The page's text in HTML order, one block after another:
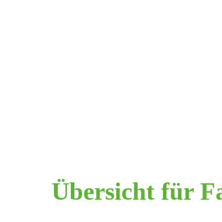
Übersicht für